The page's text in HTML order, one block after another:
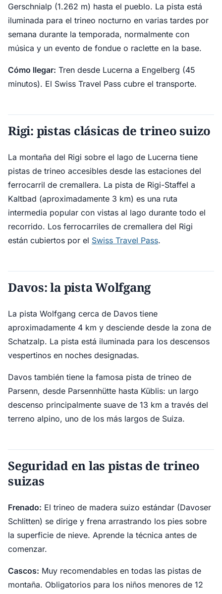
Gerschnialp (1.262 m) hasta el pueblo. La pista está
iluminada para el trineo nocturno en varias tardes por
semana durante la temporada, normalmente con
música y un evento de fondue o raclette en la base.
Cómo llegar: Tren desde Lucerna a Engelberg (45
minutos). El Swiss Travel Pass cubre el transporte.
Rigi: pistas clásicas de trineo suizo
La montaña del Rigi sobre el lago de Lucerna tiene
pistas de trineo accesibles desde las estaciones del
ferrocarril de cremallera. La pista de Rigi-Staffel a
Kaltbad (aproximadamente 3 km) es una ruta
intermedia popular con vistas al lago durante todo el
recorrido. Los ferrocarriles de cremallera del Rigi
están cubiertos por el Swiss Travel Pass.
Davos: la pista Wolfgang
La pista Wolfgang cerca de Davos tiene
aproximadamente 4 km y desciende desde la zona de
Schatzalp. La pista está iluminada para los descensos
vespertinos en noches designadas.
Davos también tiene la famosa pista de trineo de
Parsenn, desde Parsennhütte hasta Küblis: un largo
descenso principalmente suave de 13 km a través del
terreno alpino, uno de los más largos de Suiza.
Seguridad en las pistas de trineo
suizas
Frenado: El trineo de madera suizo estándar (Davoser
Schlitten) se dirige y frena arrastrando los pies sobre
la superficie de nieve. Aprende la técnica antes de
comenzar.
Cascos: Muy recomendables en todas las pistas de
montaña. Obligatorios para los niños menores de 12